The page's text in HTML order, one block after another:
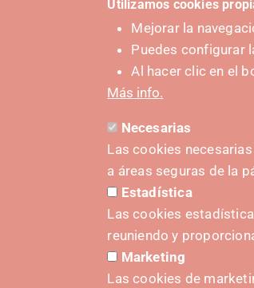
La mejor forma de
directamente con el equipo
Utilizamos cookies
Mejorar la
Puedes configurar
Al hacer clic en el
Más info.
Necesarias
Las cookies
a áreas seguras de la
Estadística
Las cookies
reuniendo y
Marketing
Las cookies de